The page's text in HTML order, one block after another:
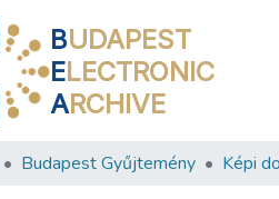
BUDAPEST
ELECTRONIC
ARCHIVE
Budapest Gyűjtemény Képi